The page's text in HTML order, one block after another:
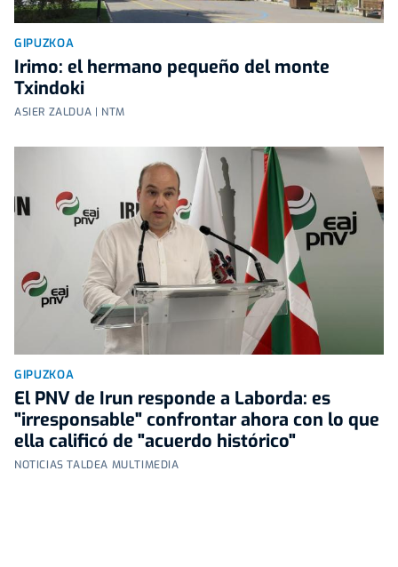
GIPUZKOA
Irimo: el hermano pequeño del monte
Txindoki
ASIER ZALDUA | NTM
GIPUZKOA
El PNV de Irun responde a Laborda: es
"irresponsable" confrontar ahora con lo que
ella calificó de "acuerdo histórico"
NOTICIAS TALDEA MULTIMEDIA